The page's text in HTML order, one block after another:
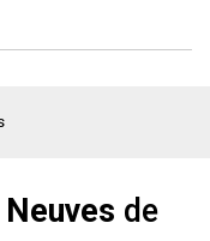
de